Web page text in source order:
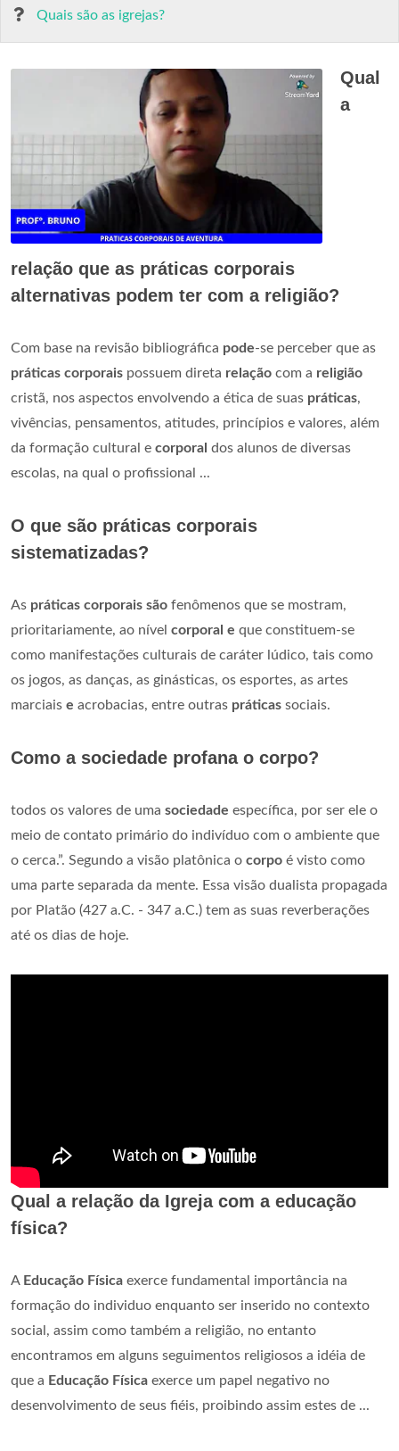
Quais são as igrejas?
Qual
a
relação que as práticas corporais
alternativas podem ter com a religião?
Com base na revisão bibliográfica pode-se perceber que as
práticas corporais possuem direta relação com a religião
cristã, nos aspectos envolvendo a ética de suas práticas,
vivências, pensamentos, atitudes, princípios e valores, além
da formação cultural e corporal dos alunos de diversas
escolas, na qual o profissional ...
O que são práticas corporais
sistematizadas?
As práticas corporais são fenômenos que se mostram,
prioritariamente, ao nível corporal e que constituem-se
como manifestações culturais de caráter lúdico, tais como
os jogos, as danças, as ginásticas, os esportes, as artes
marciais e acrobacias, entre outras práticas sociais.
Como a sociedade profana o corpo?
todos os valores de uma sociedade específica, por ser ele o
meio de contato primário do indivíduo com o ambiente que
o cerca.”. Segundo a visão platônica o corpo é visto como
uma parte separada da mente. Essa visão dualista propagada
por Platão (427 a.C. - 347 a.C.) tem as suas reverberações
até os dias de hoje.
Qual a relação da Igreja com a educação
física?
A Educação Física exerce fundamental importância na
formação do individuo enquanto ser inserido no contexto
social, assim como também a religião, no entanto
encontramos em alguns seguimentos religiosos a idéia de
que a Educação Física exerce um papel negativo no
desenvolvimento de seus fiéis, proibindo assim estes de ...